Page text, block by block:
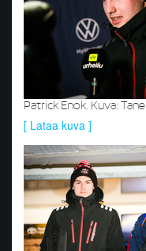
Patrick Enok. Kuva:
[ Lataa kuva ]